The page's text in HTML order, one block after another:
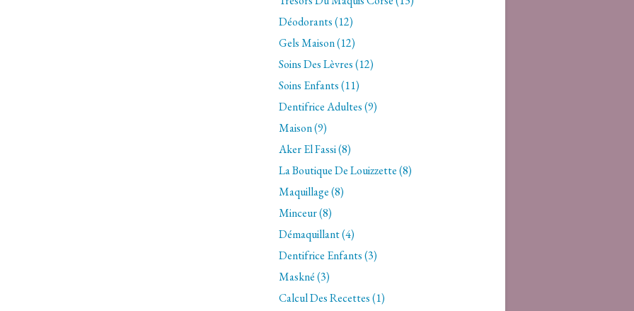
Déodorants (12)
Gels Maison (12)
Soins Des Lèvres (12)
Soins Enfants (11)
Dentifrice Adultes (9)
Maison (9)
Aker El Fassi (8)
La Boutique De Louizzette (8)
Maquillage (8)
Minceur (8)
Démaquillant (4)
Dentifrice Enfants (3)
Maskné (3)
Calcul Des Recettes (1)